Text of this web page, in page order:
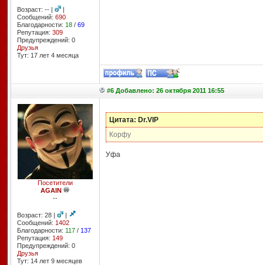
Возраст: -- |
|
Сообщений: 690
Благодарности: 18/ 69
Репутация: 309
Предупреждений: 0
Друзья
Тут: 17 лет 4 месяцa
#6 Добавлено: 26 октября 2011 16:55
Посетители
AGAIN
--
Возраст: 28 |
|
Сообщений: 1402
Благодарности: 117/ 137
Репутация: 149
Предупреждений: 0
Друзья
Тут: 14 лет 9 месяцев
Цитата: Dr.VIP
Корфу
Уфа